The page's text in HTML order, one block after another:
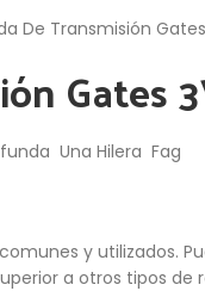
De Transmisión Gates
Gates
Una Hilera Fag
y utilizados.
a otros tipos de